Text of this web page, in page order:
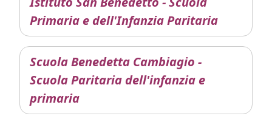
Primaria e dell'Infanzia Paritaria
Scuola Benedetta Cambiagio -
Scuola Paritaria dell'infanzia e
primaria